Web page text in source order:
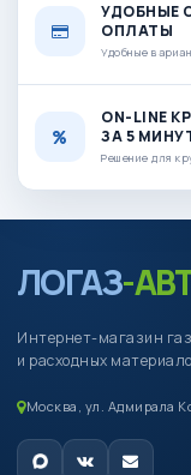
УДОБНЫЕ
ОПЛАТЫ
Удобные
ON-LINE
ЗА 5
Решение для
ЛОГАЗ-
Интернет-магазин
и расходных
Москва, ул. Адмирала